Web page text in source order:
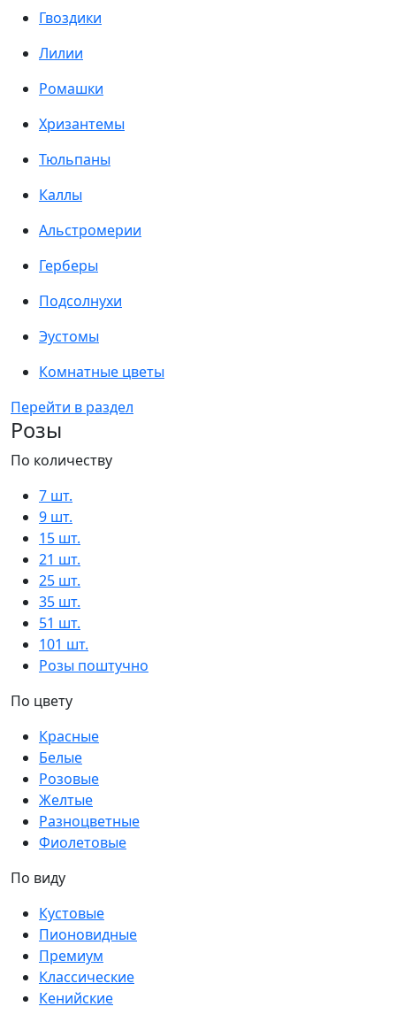
Гвоздики
Лилии
Ромашки
Хризантемы
Тюльпаны
Каллы
Альстромерии
Герберы
Подсолнухи
Эустомы
Комнатные цветы
Перейти в раздел
Розы
По количеству
7 шт.
9 шт.
15 шт.
21 шт.
25 шт.
35 шт.
51 шт.
101 шт.
Розы поштучно
По цвету
Красные
Белые
Розовые
Желтые
Разноцветные
Фиолетовые
По виду
Кустовые
Пионовидные
Премиум
Классические
Кенийские